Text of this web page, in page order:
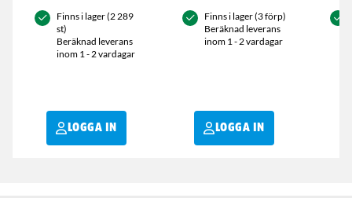
Finns i lager (2 289
st)
Beräknad leverans
inom 1 - 2 vardagar
LOGGA IN
Finns i lager (3 förp)
Beräknad leverans
inom 1 - 2 vardagar
LOGGA IN